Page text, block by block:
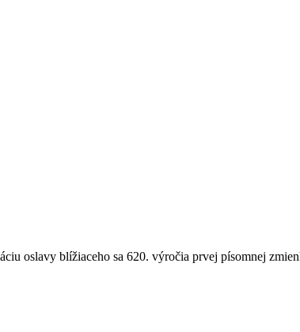
oslavy blížiaceho sa 620. výročia prvej písomnej